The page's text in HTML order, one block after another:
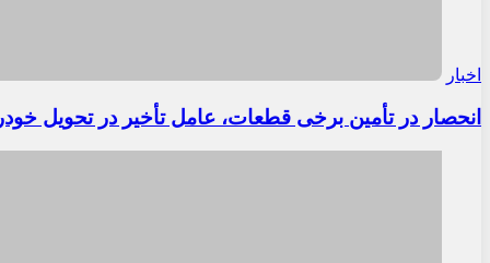
اخبار
انحصار در تأمین برخی قطعات، عامل تأخیر در تحویل